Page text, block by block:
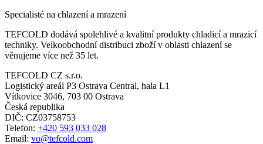
Specialisté na chlazení a mrazení
TEFCOLD dodává spolehlivé a kvalitní produkty chladicí a mrazicí
techniky. Velkoobchodní distribuci zboží v oblasti chlazení se
věnujeme více než 35 let.
TEFCOLD CZ s.r.o.
Logistický areál P3 Ostrava Central, hala L1
Vítkovice 3046, 703 00 Ostrava
Česká republika
DIČ: CZ03758753​​​​​​
Telefon: +420 593 033 028
Email: vo@tefcold.com